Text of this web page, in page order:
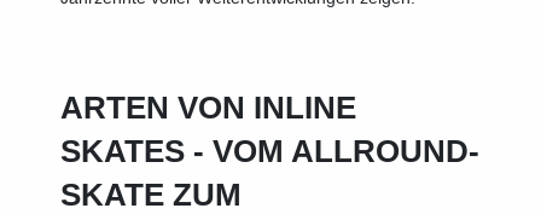
ARTEN VON INLINE
SKATES - VOM ALLROUND-
SKATE ZUM